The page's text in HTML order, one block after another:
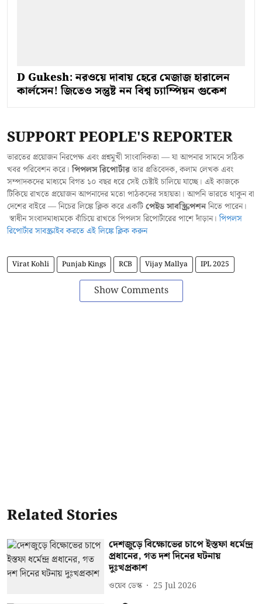
D Gukesh: নরওয়ে দাবায় হেরে মেজাজ হারালেন
কার্লসেন! জিতেও সন্তুষ্ট নন বিশ্ব চ্যাম্পিয়ন গুকেশ
SUPPORT PEOPLE'S REPORTER
ভারতের প্রয়োজন নিরপেক্ষ এবং প্রশ্নমুখী সাংবাদিকতা — যা আপনার সামনে সঠিক
খবর পরিবেশন করে।পিপলস রিপোর্টারতার প্রতিবেদক, কলাম লেখক এবং
সম্পাদকদের মাধ্যমে বিগত ১০ বছর ধরে সেই চেষ্টাই চালিয়ে যাচ্ছে। এই কাজকে
টিকিয়ে রাখতে প্রয়োজন আপনাদের মতো পাঠকদের সহায়তা। আপনি ভারতে থাকুন বা
দেশের বাইরে — নিচের লিঙ্কে ক্লিক করে একটিপেইড সাবস্ক্রিপশননিতে পারেন।
স্বাধীন সংবাদমাধ্যমকে বাঁচিয়ে রাখতে পিপলস রিপোর্টারের পাশে দাঁড়ান।পিপলস
রিপোর্টার সাবস্ক্রাইব করতে এই লিঙ্কে ক্লিক করুন
Virat Kohli Punjab Kings RCB Vijay Mallya IPL 2025
Show Comments
Related Stories
দেশজুড়ে বিক্ষোভের চাপে ইস্তফা ধর্মেন্দ্র
প্রধানের, গত দশ দিনের ঘটনায়
দুঃখপ্রকাশ
ওয়েব ডেস্ক 25 Jul 2026